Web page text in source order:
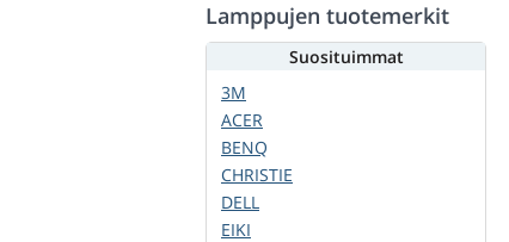
Lamppujen tuotemerkit
Suosituimmat
3M
ACER
BENQ
CHRISTIE
DELL
EIKI